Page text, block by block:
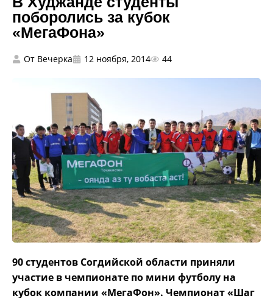
поборолись за кубок
«МегаФона»
От Вечерка 12 ноября, 2014 44
90 студентов Согдийской области приняли
участие в чемпионате по мини футболу на
кубок компании «МегаФон». Чемпионат «Шаг